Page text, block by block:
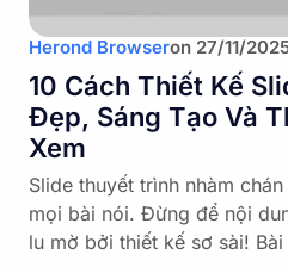
Herond Browseron 27/11/
10 Cách Thiết Kế
Đẹp, Sáng Tạo Và
Xem
Slide thuyết trình nhàm
mọi bài nói. Đừng để nội
lu mờ bởi thiết kế sơ sài!